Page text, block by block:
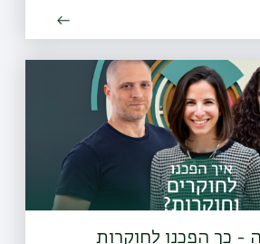
- כך הפכנו לחוקרות